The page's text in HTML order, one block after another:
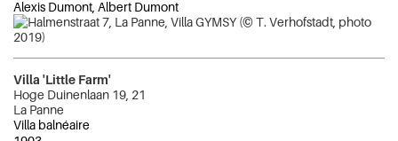
Alexis Dumont, Albert Dumont
Villa 'Little Farm'
Hoge Duinenlaan 19, 21
La Panne
Villa balnéaire